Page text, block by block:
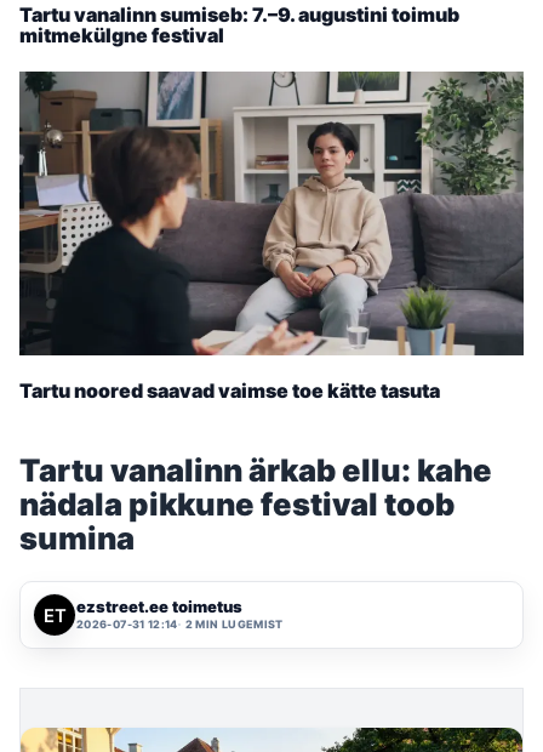
Tartu vanalinn sumiseb: 7.–9. augustini toimub
mitmekülgne festival
Tartu noored saavad vaimse toe kätte tasuta
Tartu vanalinn ärkab ellu: kahe
nädala pikkune festival toob
sumina
ezstreet.ee toimetus
2026-07-31 12:14 2 MIN LUGEMIST